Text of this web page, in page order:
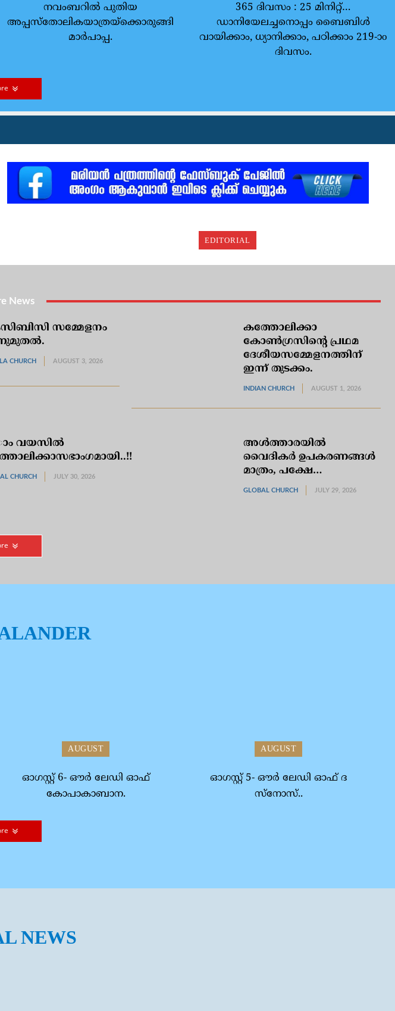
നവംബറില്‍ പുതിയ
അപ്പസ്‌തോലികയാത്രയ്‌ക്കൊരുങ്ങി
മാര്‍പാപ്പ.
365 ദിവസം : 25 മിനിറ്റ്…
ഡാനിയേലച്ചനൊപ്പം ബൈബിൾ
വായിക്കാം, ധ്യാനിക്കാം, പഠിക്കാം 219-ാo
ദിവസം.
EDITORIAL
News
സമ്മേളനം
CHURCH AUGUST 3, 2026
കത്തോലിക്കാ
കോണ്‍ഗ്രസിന്റെ പ്രഥമ
ദേശീയസമ്മേളനത്തിന്
ഇന്ന് തുടക്കം.
INDIAN CHURCH AUGUST 1, 2026
ാം വയസില്‍
CHURCH JULY 30, 2026
അള്‍ത്താരയില്‍
വൈദികര്‍ ഉപകരണങ്ങള്‍
മാത്രം, പക്ഷേ…
GLOBAL CHURCH JULY 29, 2026
AUGUST
ഓഗസ്റ്റ് 6- ഔര്‍ ലേഡി ഓഫ്
കോപാകാബാന.
AUGUST
ഓഗസ്റ്റ് 5- ഔര്‍ ലേഡി ഓഫ് ദ
സ്‌നോസ്..
NEWS